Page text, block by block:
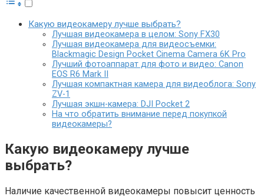
Какую видеокамеру лучше выбрать?
Лучшая видеокамера в целом: Sony FX30
Лучшая видеокамера для видеосъемки:
Blackmagic Design Pocket Cinema Camera 6K Pro
Лучший фотоаппарат для фото и видео: Canon
EOS R6 Mark II
Лучшая компактная камера для видеоблога: Sony
ZV-1
Лучшая экшн-камера: DJI Pocket 2
На что обратить внимание перед покупкой
видеокамеры?
Какую видеокамеру лучше
выбрать?
Наличие качественной видеокамеры повысит ценность